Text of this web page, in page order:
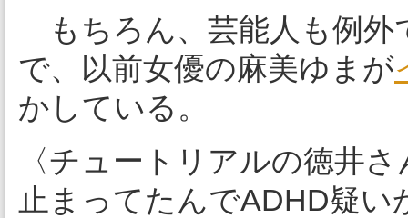
もちろん、芸能人も例外
で、以前女優の麻美ゆまが
かしている。
〈チュートリアルの徳井
止まってたんでADHD疑